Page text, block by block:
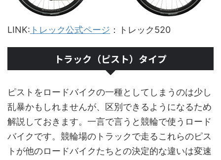
LINK: トレック公式ページ ：トレック520
トラック（ピスト）タイプ
ピストをロードバイクの一種としてしまうのは少し
乱暴かもしれませんが、区別できるようになるため
解説しておきます。一言で言うと競輪で使うロード
バイクです。競輪場のトラックで走るこれらのピス
トが他のロードバイクたちとの決定的な違いは変速